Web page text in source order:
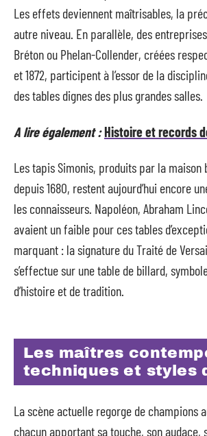
Les effets deviennent maîtrisables, la
autre niveau. En parallèle, des
Bréton ou Phelan-Collender, créées
et 1872, participent à l’essor de la
des tables dignes des plus grandes salles.
A lire également :Histoire et records
Les tapis Simonis, produits par la maison
depuis 1680, restent aujourd’hui encore
les connaisseurs. Napoléon, Abraham
avaient un faible pour ces tables
marquant : la signature du Traité de
s’effectue sur une table de billard,
d’histoire et de tradition.
Les maîtres
techniques et styles
La scène actuelle regorge de champions
chacun apportant sa touche, son audace,